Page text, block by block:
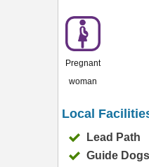
Pregnant
woman
Local
Lead Path
Guide